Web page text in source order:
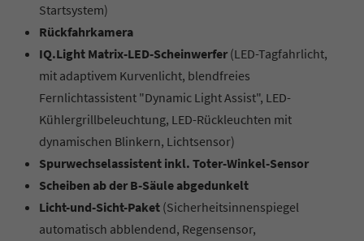
Startsystem)
Rückfahrkamera
IQ.Light Matrix-LED-Scheinwerfer (LED-Tagfahrlicht,
mit adaptivem Kurvenlicht, blendfreies
Fernlichtassistent "Dynamic Light Assist", LED-
Kühlergrillbeleuchtung, LED-Rückleuchten mit
dynamischen Blinkern, Lichtsensor)
Spurwechselassistent inkl. Toter-Winkel-Sensor
Scheiben ab der B-Säule abgedunkelt
Licht-und-Sicht-Paket (Sicherheitsinnenspiegel
automatisch abblendend, Regensensor,